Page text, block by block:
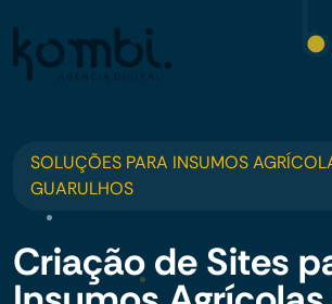
SOLUÇÕES PARA INSUMOS
GUARULHOS
Criação de Sites